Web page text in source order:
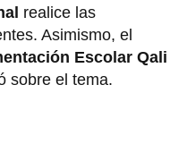
realice las
Asimismo, el
Escolar Qali
sobre el tema.